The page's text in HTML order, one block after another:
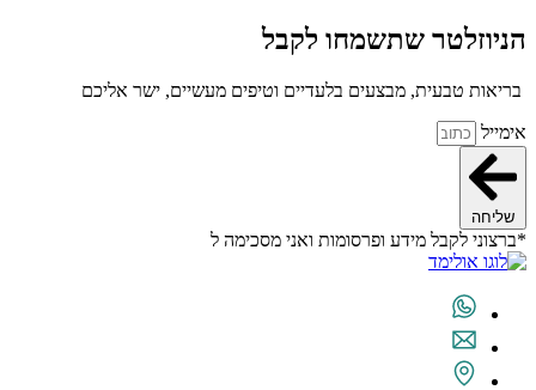
הניוזלטר שתשמחו לקבל
בריאות טבעית, מבצעים בלעדיים וטיפים מעשיים, ישר אליכם
אימייל
שליחה
*ברצוני לקבל מידע ופרסומות ואני מסכימה ל